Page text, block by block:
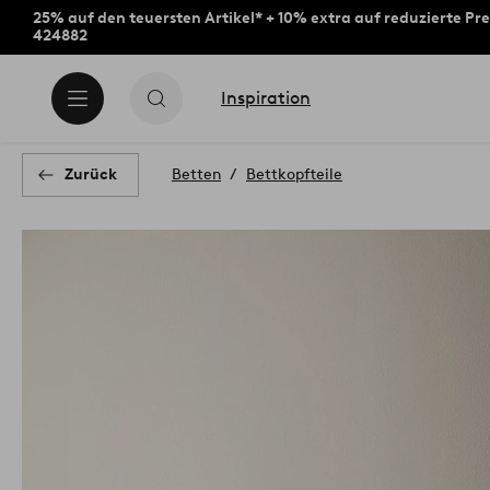
25% auf den teuersten Artikel* + 10% extra auf reduzierte
424882
Inspiration
Zurück Betten Bettkopfteile